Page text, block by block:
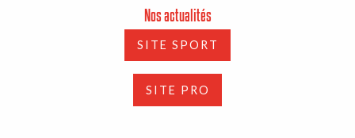
Nos actualités
SITE SPORT
SITE PRO